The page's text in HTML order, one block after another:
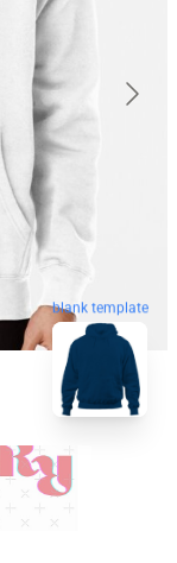
blank template